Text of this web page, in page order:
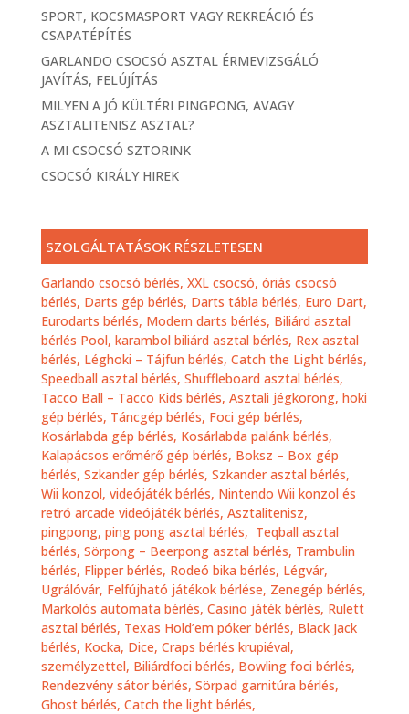
SPORT, KOCSMASPORT VAGY REKREÁCIÓ ÉS
CSAPATÉPÍTÉS
GARLANDO CSOCSÓ ASZTAL ÉRMEVIZSGÁLÓ
JAVÍTÁS, FELÚJÍTÁS
MILYEN A JÓ KÜLTÉRI PINGPONG, AVAGY
ASZTALITENISZ ASZTAL?
A MI CSOCSÓ SZTORINK
CSOCSÓ KIRÁLY HIREK
SZOLGÁLTATÁSOK RÉSZLETESEN
Garlando csocsó bérlés, XXL csocsó, óriás csocsó
bérlés, Darts gép bérlés, Darts tábla bérlés, Euro Dart,
Eurodarts bérlés, Modern darts bérlés, Biliárd asztal
bérlés Pool, karambol biliárd asztal bérlés, Rex asztal
bérlés, Léghoki – Tájfun bérlés, Catch the Light bérlés,
Speedball asztal bérlés, Shuffleboard asztal bérlés,
Tacco Ball – Tacco Kids bérlés, Asztali jégkorong, hoki
gép bérlés, Táncgép bérlés, Foci gép bérlés,
Kosárlabda gép bérlés, Kosárlabda palánk bérlés,
Kalapácsos erőmérő gép bérlés, Boksz – Box gép
bérlés, Szkander gép bérlés, Szkander asztal bérlés,
Wii konzol, videójáték bérlés, Nintendo Wii konzol és
retró arcade videójáték bérlés, Asztalitenisz,
pingpong, ping pong asztal bérlés, Teqball asztal
bérlés, Sörpong – Beerpong asztal bérlés, Trambulin
bérlés, Flipper bérlés, Rodeó bika bérlés, Légvár,
Ugrálóvár, Felfújható játékok bérlése, Zenegép bérlés,
Markolós automata bérlés, Casino játék bérlés, Rulett
asztal bérlés, Texas Hold’em póker bérlés, Black Jack
bérlés, Kocka, Dice, Craps bérlés krupiéval,
személyzettel, Biliárdfoci bérlés, Bowling foci bérlés,
Rendezvény sátor bérlés, Sörpad garnitúra bérlés,
Ghost bérlés, Catch the light bérlés,